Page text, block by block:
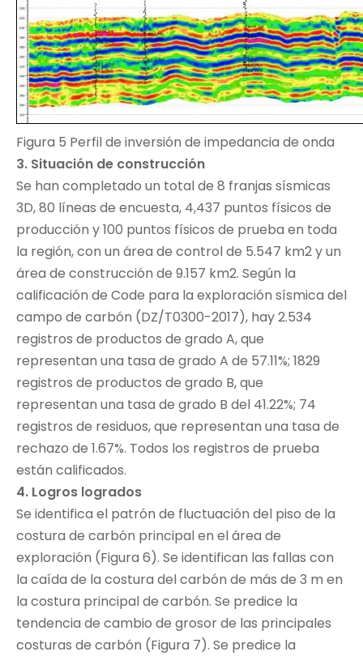
Figura 5 Perfil de inversión de impedancia de onda
3. Situación de construcción
Se han completado un total de 8 franjas sísmicas
3D, 80 líneas de encuesta, 4,437 puntos físicos de
producción y 100 puntos físicos de prueba en toda
la región, con un área de control de 5.547 km2 y un
área de construcción de 9.157 km2. Según la
calificación de Code para la exploración sísmica del
campo de carbón (DZ/T0300-2017), hay 2.534
registros de productos de grado A, que
representan una tasa de grado A de 57.11%; 1829
registros de productos de grado B, que
representan una tasa de grado B del 41.22%; 74
registros de residuos, que representan una tasa de
rechazo de 1.67%. Todos los registros de prueba
están calificados.
4. Logros logrados
Se identifica el patrón de fluctuación del piso de la
costura de carbón principal en el área de
exploración (Figura 6). Se identifican las fallas con
la caída de la costura del carbón de más de 3 m en
la costura principal de carbón. Se predice la
tendencia de cambio de grosor de las principales
costuras de carbón (Figura 7). Se predice la